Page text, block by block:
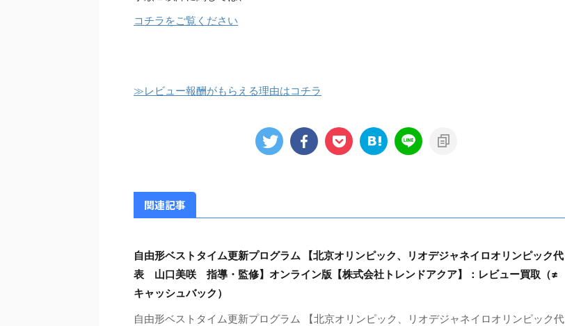
コチラをご覧ください
≫レビュー報酬がもらえる理由はコチラ
関連記事
自由形ベストタイム更新プログラム 【北京オリンピック、リオデジャネイロオリンピック代
表 山口美咲 指導・監修】オンライン版【株式会社トレンドアクア】：レビュー買取（≠
キャッシュバック）
自由形ベストタイム更新プログラム 【北京オリンピック、リオデジャネイロオリンピック代